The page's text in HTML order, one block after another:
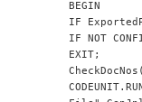
BEGIN
IF
IF NOT
EXIT;